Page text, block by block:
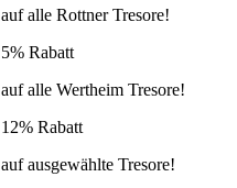
auf alle Rottner Tresore!
5% Rabatt
auf alle Wertheim Tresore!
12% Rabatt
auf ausgewählte Tresore!